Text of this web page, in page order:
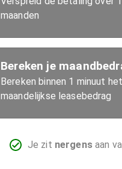
maanden
Bereken je
Bereken binnen 1 minuut het
maandelijkse leasebedrag
Je zit nergensaan